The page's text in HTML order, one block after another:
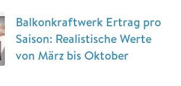
Balkonkraftwerk Ertrag pro
Saison: Realistische Werte
von März bis Oktober